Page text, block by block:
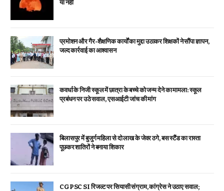
या नहीं
प्रमोशन और गैर-शैक्षणिक कार्यों का मुद्दा उठाकर शिक्षकों ने सौंपा ज्ञापन,
जल्द कार्रवाई का आश्वासन
कवर्धा के निजी स्कूल में छात्रा के बच्चे को जन्म देने का मामला: स्कूल
प्रबंधन पर उठे सवाल, एसआईटी जांच की मांग
बिलासपुर में बुजुर्ग महिला से दो लाख के जेवर ठगे, बस स्टैंड का रास्ता
पूछकर शातिरों ने बनाया शिकार
CGPSC SI रिजल्ट पर सियासी संग्राम, कांग्रेस ने उठाए सवाल;